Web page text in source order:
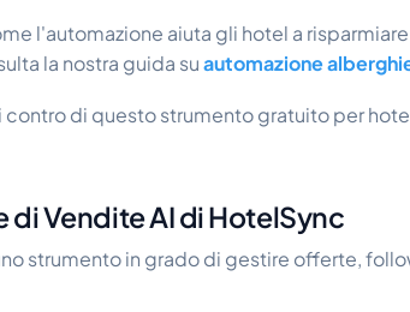
l'automazione aiuta gli hotel a
la nostra guida suautomazione
contro di questo strumento gratuito per
di Vendite AI di HotelSync
strumento in grado di gestire offerte,